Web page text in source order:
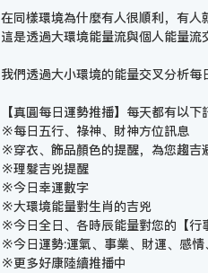
在同樣環境為什麼有人很順利，有人
這是透過大環境能量流與個人能量流
我們透過大小環境的能量交叉分析每
【真圓每日運勢推播】每天都有以
※每日五行、祿神、財神方位訊息
※穿衣、飾品顏色的提醒，為您趨吉
※理髮吉兇提醒
※今日幸運數字
※大環境能量對生肖的吉兇
※今日全日、各時辰能量對您的【行
※今日運勢:運氣、事業、財運、感情
※更多好康陸續推播中